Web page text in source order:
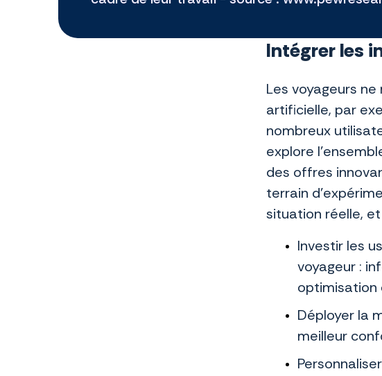
Intégrer les
Les voyageurs
artificielle, par
nombreux
explore
des offres
terrain
situation réelle,
Investir les
voyageur :
optimisation
Déployer la
meilleur